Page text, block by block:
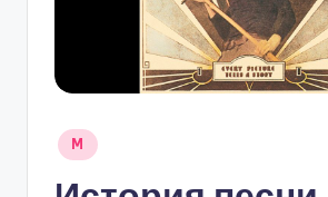
Posted
in
M